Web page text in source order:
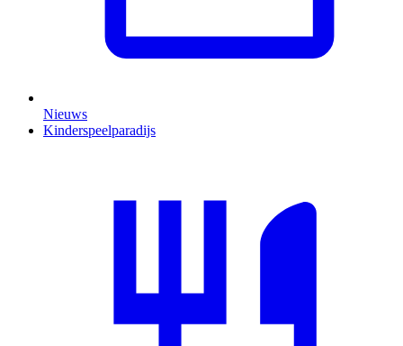
Nieuws
Kinderspeelparadijs